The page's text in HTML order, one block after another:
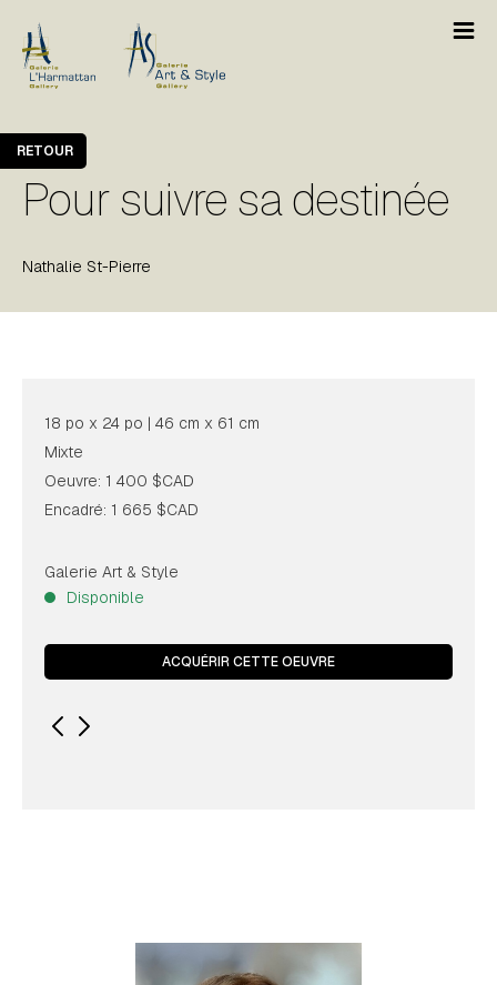
Pour suivre sa destinée
Nathalie St-Pierre
RETOUR
18 po x 24 po | 46 cm x 61 cm
Mixte
Oeuvre: 1 400 $CAD
Encadré: 1 665 $CAD
Galerie Art & Style
Disponible
ACQUÉRIR CETTE OEUVRE